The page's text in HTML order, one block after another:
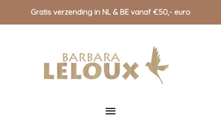
Gratis verzending in NL & BE vanaf €50,- euro
Hoofdmenu